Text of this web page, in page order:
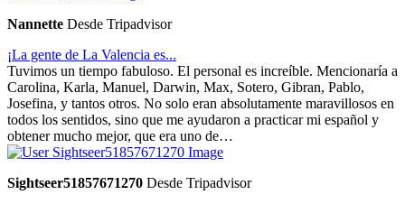
Nannette Desde Tripadvisor
¡La gente de La Valencia es...
Tuvimos un tiempo fabuloso. El personal es increíble. Mencionaría a
Carolina, Karla, Manuel, Darwin, Max, Sotero, Gibran, Pablo,
Josefina, y tantos otros. No solo eran absolutamente maravillosos en
todos los sentidos, sino que me ayudaron a practicar mi español y
obtener mucho mejor, que era uno de…
Sightseer51857671270 Desde Tripadvisor